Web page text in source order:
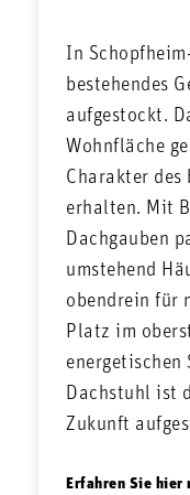
In
bestehendes
aufgestockt.
Wohnfläche
Charakter des
erhalten. Mit
Dachgauben
umstehend
obendrein für
Platz im
energetischen
Dachstuhl ist
Zukunft
Erfahren Sie hier